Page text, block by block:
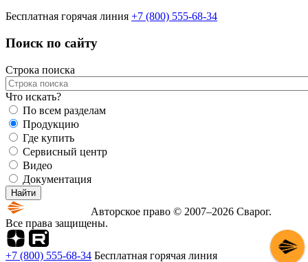
Бесплатная горячая линия +7 (800) 555-68-34
Поиск по сайту
Строка поиска
Что искать?
По всем разделам
Продукцию
Где купить
Сервисный центр
Видео
Документация
Авторское право © 2007–2026 Сварог.
Все права защищены.
+7 (800) 555-68-34 Бесплатная горячая линия